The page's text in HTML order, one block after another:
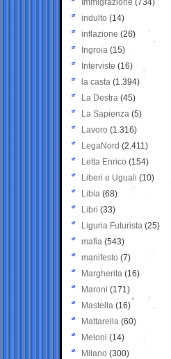
Immigrazione (734)
indulto (14)
inflazione (26)
Ingroia (15)
Interviste (16)
la casta (1.394)
La Destra (45)
La Sapienza (5)
Lavoro (1.316)
LegaNord (2.411)
Letta Enrico (154)
Liberi e Uguali (10)
Libia (68)
Libri (33)
Liguria Futurista (25)
mafia (543)
manifesto (7)
Margherita (16)
Maroni (171)
Mastella (16)
Mattarella (60)
Meloni (14)
Milano (300)